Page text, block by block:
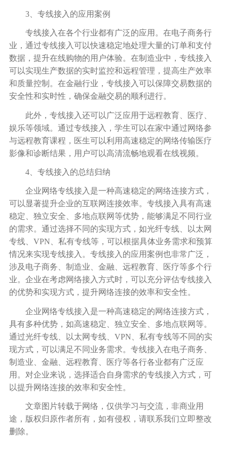
3、专线接入的应用案例
专线接入在各个行业都有广泛的应用。在电子商务行
业，通过专线接入可以快速稳定地处理大量的订单和支付
数据，提升在线购物的用户体验。在制造业中，专线接入
可以实现生产数据的实时监控和远程管理，提高生产效率
和质量控制。在金融行业，专线接入可以保障交易数据的
安全性和实时性，确保金融交易的顺利进行。
此外，专线接入还可以广泛应用于远程教育、医疗、
娱乐等领域。通过专线接入，学生可以在家中通过网络参
与远程教育课程，医生可以利用高速稳定的网络传输医疗
影像和诊断结果，用户可以高清流畅地观看在线视频。
4、专线接入的总结归纳
企业网络专线接入是一种高速稳定的网络连接方式，
可以显著提升企业的互联网连接效率。专线接入具有高速
稳定、独立安全、多地点联网等优势，能够满足不同行业
的需求。通过选择不同的实现方式，如光纤专线、以太网
专线、 VPN、私有专线等，可以根据具体业务需求和预算
情况来实现专线接入。专线接入的应用案例也非常广泛，
涉及电子商务、制造业、金融、远程教育、医疗等多个行
业。企业在考虑网络接入方式时，可以充分评估专线接入
的优势和实现方式，提升网络连接的效率和安全性。
企业网络专线接入是一种高速稳定的网络连接方式，
具有多种优势，如高速稳定、独立安全、多地点联网等。
通过光纤专线、以太网专线、 VPN、私有专线等不同的实
现方式，可以满足不同业务需求。专线接入在电子商务、
制造业、金融、远程教育、医疗等各行各业都有广泛应
用。对企业来说，选择适合自身需求的专线接入方式，可
以提升网络连接的效率和安全性。
文章图片转载于网络，仅供学习与交流，非商业用
途，版权归原作者所有，如有侵权，请联系我们立即整改
删除。